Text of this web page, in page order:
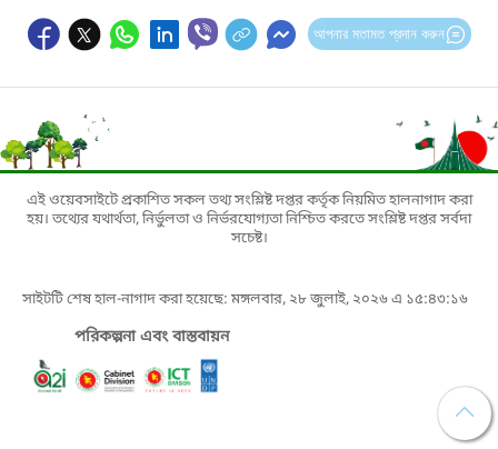
আপনার মতামত প্রদান করুন
এই ওয়েবসাইটে প্রকাশিত সকল তথ্য সংশ্লিষ্ট দপ্তর কর্তৃক নিয়মিত হালনাগাদ করা
হয়। তথ্যের যথার্থতা, নির্ভুলতা ও নির্ভরযোগ্যতা নিশ্চিত করতে সংশ্লিষ্ট দপ্তর সর্বদা
সচেষ্ট।
সাইটটি শেষ হাল-নাগাদ করা হয়েছে: মঙ্গলবার, ২৮ জুলাই, ২০২৬ এ ১৫:৪৩:১৬
পরিকল্পনা এবং বাস্তবায়ন